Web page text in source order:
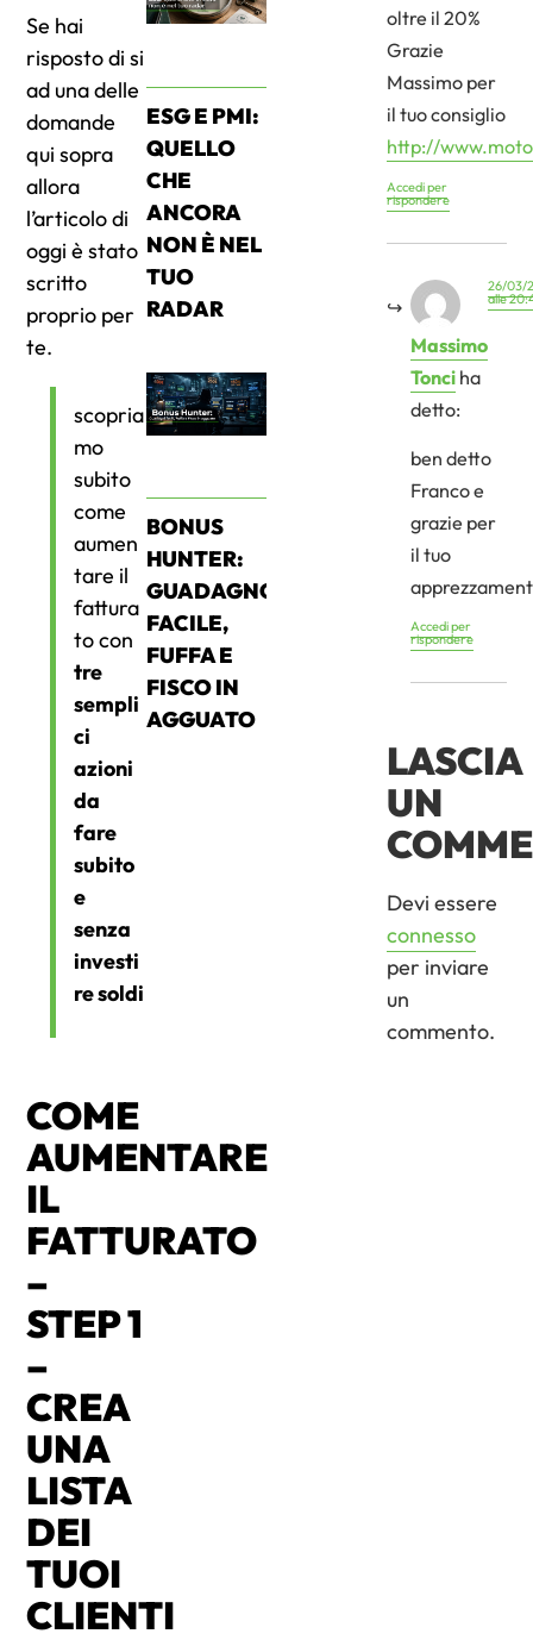
Se hai
risposto di si
ad una delle
domande
qui sopra
allora
l’articolo di
oggi è stato
scritto
proprio per
te.
scopria
mo
subito
come
aumen
tare il
fattura
to con
tre
sempli
ci
azioni
da
fare
subito
e
senza
investi
re soldi
COME
AUMENTARE
IL
FATTURATO
–
STEP 1
–
CREA
UNA
LISTA
DEI
TUOI
CLIENTI
ESG E PMI:
QUELLO
CHE
ANCORA
NON È NEL
TUO
RADAR
BONUS
HUNTER:
GUADAGNO
FACILE,
FUFFA E
FISCO IN
AGGUATO
oltre il 20%
Grazie
Massimo per
il tuo consiglio
http://
Accedi per
rispondere
Massimo
Tonci ha
detto:
26/03/
alle
ben detto
Franco e
grazie per
il tuo
Accedi per
rispondere
LASCIA
UN
Devi essere
connesso
per inviare
un
commento.